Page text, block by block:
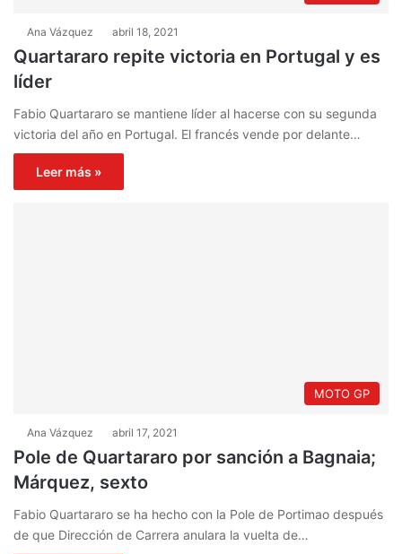
Ana Vázquez abril 18, 2021
Quartararo repite victoria en Portugal y es
líder
Fabio Quartararo se mantiene líder al hacerse con su segunda
victoria del año en Portugal. El francés vende por delante…
Leer más »
MOTO GP
Ana Vázquez abril 17, 2021
Pole de Quartararo por sanción a Bagnaia;
Márquez, sexto
Fabio Quartararo se ha hecho con la Pole de Portimao después
de que Dirección de Carrera anulara la vuelta de…